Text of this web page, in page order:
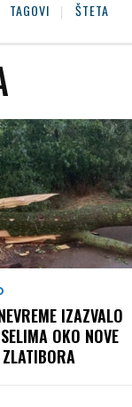
TAGOVI ŠTETA
IZAZVALO
OKO NOVE